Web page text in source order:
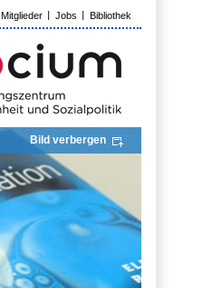
Mitglieder Jobs Bibliothek
Bild verbergen